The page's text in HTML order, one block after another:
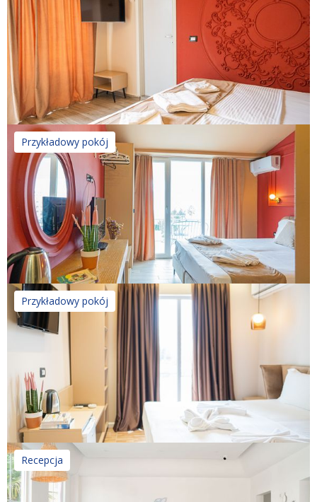
Przykładowy pokój
Przykładowy pokój
Recepcja